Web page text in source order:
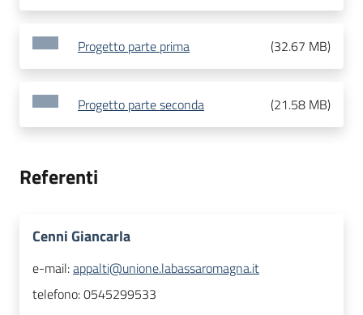
Progetto parte prima (32.67 MB)
Progetto parte seconda (21.58 MB)
Referenti
Cenni Giancarla
e-mail:appalti@unione.labassaromagna.it
telefono:0545299533